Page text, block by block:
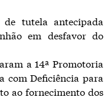
tutela antecipada
em desfavor do
a 14ª Promotoria
com Deficiência para
ao fornecimento dos